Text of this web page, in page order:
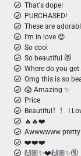
That's dope!
PURCHASED!
These are
I'm in love 😍
So cool
So beautiful 😻
Where do you
Omg this is so
😱 Amazing ✨
Price
Beautiful！！ I
🔥🔥❤️
Awwwwww
❤️❤️❤️
🙌🏼✨❤️🙌🏼✨🉑 ️